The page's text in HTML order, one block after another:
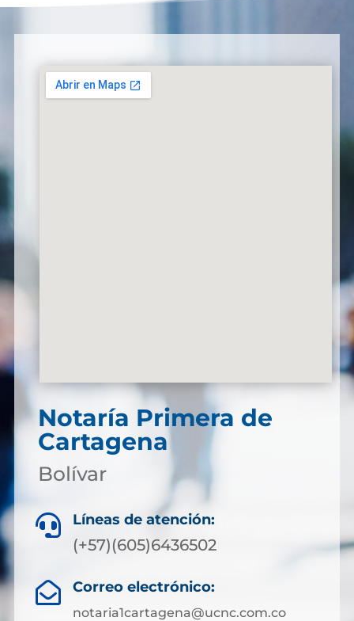
Notaría Primera de
Cartagena
Bolívar
 Líneas de atención:
(+57)(605)6436502
 Correo electrónico:
notaria1cartagena@ucnc.com.co